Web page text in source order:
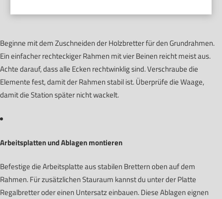
Beginne mit dem Zuschneiden der Holzbretter für den Grundrahmen.
Ein einfacher rechteckiger Rahmen mit vier Beinen reicht meist aus.
Achte darauf, dass alle Ecken rechtwinklig sind. Verschraube die
Elemente fest, damit der Rahmen stabil ist. Überprüfe die Waage,
damit die Station später nicht wackelt.
Arbeitsplatten und Ablagen montieren
Befestige die Arbeitsplatte aus stabilen Brettern oben auf dem
Rahmen. Für zusätzlichen Stauraum kannst du unter der Platte
Regalbretter oder einen Untersatz einbauen. Diese Ablagen eignen